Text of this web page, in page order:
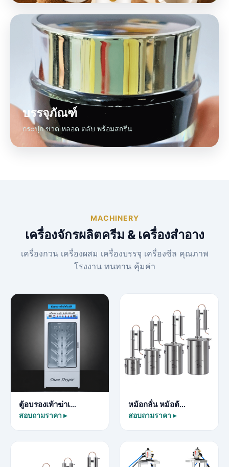
บรรจุภัณฑ์
กระปุก ขวด หลอด ตลับ พร้อมสกรีน
MACHINERY
เครื่องจักรผลิตครีม & เครื่องสำอาง
เครื่องกวน เครื่องผสม เครื่องบรรจุ เครื่องซีล คุณภาพ
โรงงาน ทนทาน คุ้มค่า
ตู้อบรองเท้าฆ่าเ…
สอบถามราคา ▸
หม้อกลั่น หม้อต้…
สอบถามราคา ▸